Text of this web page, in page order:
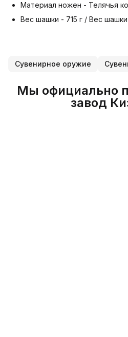
Материал ножен - Телячья
Вес шашки - 715 г / Вес шашки
Сувенирное оружие
Мы официально
завод